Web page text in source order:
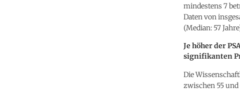
mindestens 7
Daten von
(Median: 57
Je höher der
signifikanten
Die
zwischen 55 und